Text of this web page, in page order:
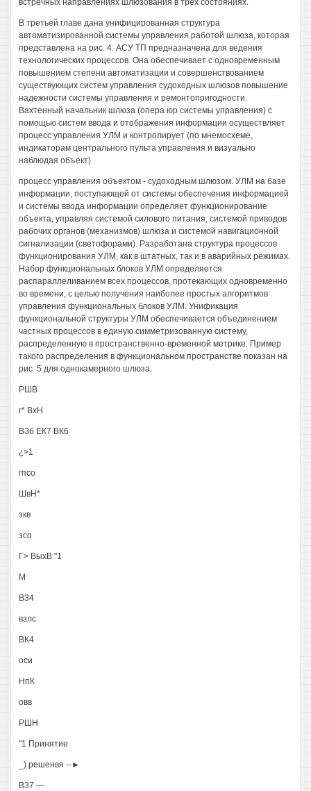
встречных направлениях шлюзования в трех состояниях.
В третьей главе дана унифицированная структура
автоматизированной системы управления работой шлюза, которая
представлена на рис. 4. АСУ ТП предназначена для ведения
технологических процессов. Она обеспечивает с одновременным
повышением степени автоматизации и совершенствованием
существующих систем управления судоходных шлюзов повышение
надежности системы управления и ремонтопригодности.
Вахтенный начальник шлюза (опера юр системы управления) с
помощью систем ввода и отображения информации осуществляет
процесс управления УЛМ и контролирует (по мнемосхеме,
индикаторам центрального пульта управления и визуально
наблюдая объект)
процесс управления объектом - судоходным шлюзом. УЛМ на базе
информации, поступающей от системы обеспечения информацией
и системы ввода информации определяет функционирование
объекта, управляя системой силового питания, системой приводов
рабочих органов (механизмов) шлюза и системой навигационной
сигнализации (светофорами). Разработана структура процессов
функционирования УЛМ, как в штатных, так и в аварийных режимах.
Набор функциональных блоков УЛМ определяется
распараллеливанием всех процессов, протекающих одновременно
во времени, с целью получения наиболее простых алгоритмов
управления функциональных блоков УЛМ. Унификация
функциональной структуры УЛМ обеспечивается объединением
частных процессов в единую симметризованную систему,
распределенную в пространственно-временной метрике. Пример
такого распределения в функциональном пространстве показан на
рис. 5 для однокамерного шлюза.
РШВ
г* ВхН
ВЗб ЕК7 ВК6
¿>1
гпсо
ШвН*
зкв
зсо
Г> ВыхВ "1
М
В34
взлс
ВК4
оси
НпК
овв
РШН
"1 Принятие
_) решенвя --►
В37 —